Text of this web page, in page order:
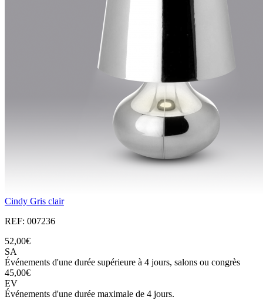
Cindy Gris clair
REF: 007236
52,00€
SA
Événements d'une durée supérieure à 4 jours, salons ou congrès
45,00€
EV
Événements d'une durée maximale de 4 jours.